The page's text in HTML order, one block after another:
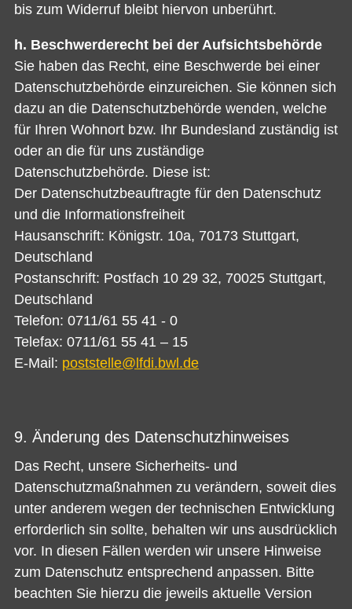
bis zum Widerruf bleibt hiervon unberührt.
h. Beschwerderecht bei der Aufsichtsbehörde
Sie haben das Recht, eine Beschwerde bei einer
Datenschutzbehörde einzureichen. Sie können sich
dazu an die Datenschutzbehörde wenden, welche
für Ihren Wohnort bzw. Ihr Bundesland zuständig ist
oder an die für uns zuständige
Datenschutzbehörde. Diese ist:
Der Datenschutzbeauftragte für den Datenschutz
und die Informationsfreiheit
Hausanschrift: Königstr. 10a, 70173 Stuttgart,
Deutschland
Postanschrift: Postfach 10 29 32, 70025 Stuttgart,
Deutschland
Telefon: 0711/61 55 41 - 0
Telefax: 0711/61 55 41 – 15
E-Mail: p stst ll lfd bwl d
9. Änderung des Datenschutzhinweises
Das Recht, unsere Sicherheits- und
Datenschutzmaßnahmen zu verändern, soweit dies
unter anderem wegen der technischen Entwicklung
erforderlich sin sollte, behalten wir uns ausdrücklich
vor. In diesen Fällen werden wir unsere Hinweise
zum Datenschutz entsprechend anpassen. Bitte
beachten Sie hierzu die jeweils aktuelle Version